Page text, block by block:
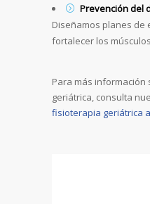
Prevención del
Diseñamos planes de
fortalecer los
Para más
geriátrica, consulta
fisioterapia geriátrica